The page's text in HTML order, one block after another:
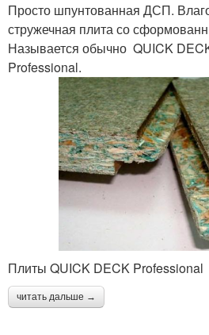
Просто шпунтованная ДСП.
стружечная плита со
Называется обычно QUICK
Professional.
Плиты QUICK DECK Professional
читать дальше →